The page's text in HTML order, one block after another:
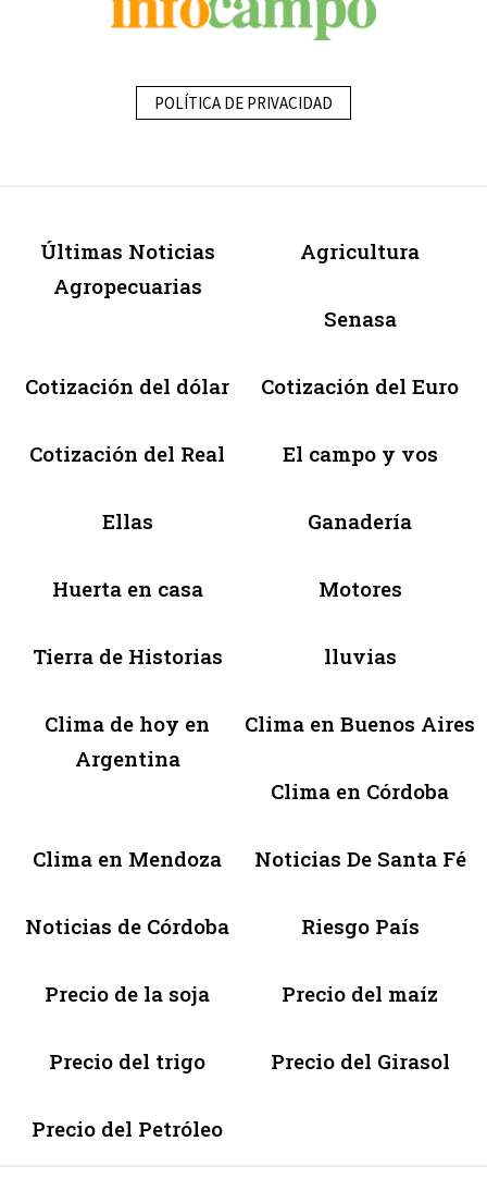
POLÍTICA DE PRIVACIDAD
Últimas Noticias
Agropecuarias
Agricultura
Senasa
Cotización del dólar Cotización del Euro
Cotización del Real El campo y vos
Ellas Ganadería
Huerta en casa Motores
Tierra de Historias lluvias
Clima de hoy en
Argentina
Clima en Buenos Aires
Clima en Córdoba
Clima en Mendoza Noticias De Santa Fé
Noticias de Córdoba Riesgo País
Precio de la soja Precio del maíz
Precio del trigo Precio del Girasol
Precio del Petróleo